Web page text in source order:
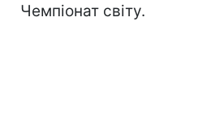
Чемпіонат світу.